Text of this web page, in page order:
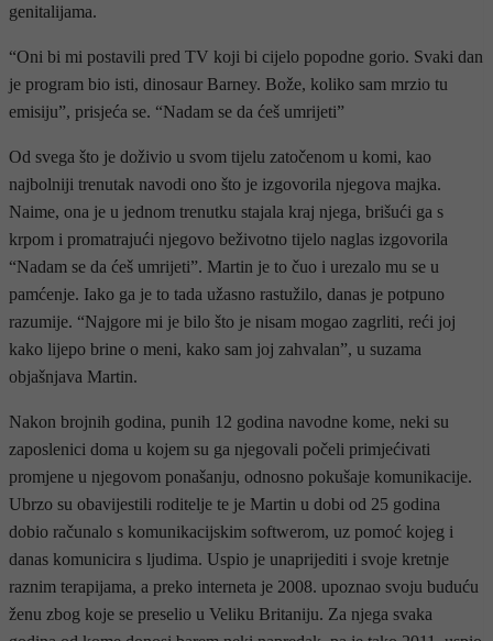
genitalijama.
“Oni bi mi postavili pred TV koji bi cijelo popodne gorio. Svaki dan
je program bio isti, dinosaur Barney. Bože, koliko sam mrzio tu
emisiju”, prisjeća se. “Nadam se da ćeš umrijeti”
Od svega što je doživio u svom tijelu zatočenom u komi, kao
najbolniji trenutak navodi ono što je izgovorila njegova majka.
Naime, ona je u jednom trenutku stajala kraj njega, brišući ga s
krpom i promatrajući njegovo beživotno tijelo naglas izgovorila
“Nadam se da ćeš umrijeti”. Martin je to čuo i urezalo mu se u
pamćenje. Iako ga je to tada užasno rastužilo, danas je potpuno
razumije. “Najgore mi je bilo što je nisam mogao zagrliti, reći joj
kako lijepo brine o meni, kako sam joj zahvalan”, u suzama
objašnjava Martin.
Nakon brojnih godina, punih 12 godina navodne kome, neki su
zaposlenici doma u kojem su ga njegovali počeli primjećivati
promjene u njegovom ponašanju, odnosno pokušaje komunikacije.
Ubrzo su obavijestili roditelje te je Martin u dobi od 25 godina
dobio računalo s komunikacijskim softwerom, uz pomoć kojeg i
danas komunicira s ljudima. Uspio je unaprijediti i svoje kretnje
raznim terapijama, a preko interneta je 2008. upoznao svoju buduću
ženu zbog koje se preselio u Veliku Britaniju. Za njega svaka